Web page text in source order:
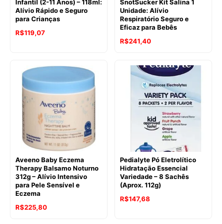
Infantil (2-11 Anos) – 118ml:
Alívio Rápido e Seguro
para Crianças
R$119,07
SnotSucker Kit Salina 1
Unidade: Alívio
Respiratório Seguro e
Eficaz para Bebês
R$241,40
Aveeno Baby Eczema
Therapy Balsamo Noturno
312g – Alívio Intensivo
para Pele Sensível e
Eczema
R$225,80
Pedialyte Pó Eletrolítico
Hidratação Essencial
Variedade – 8 Sachês
(Aprox. 112g)
O
R$147,68